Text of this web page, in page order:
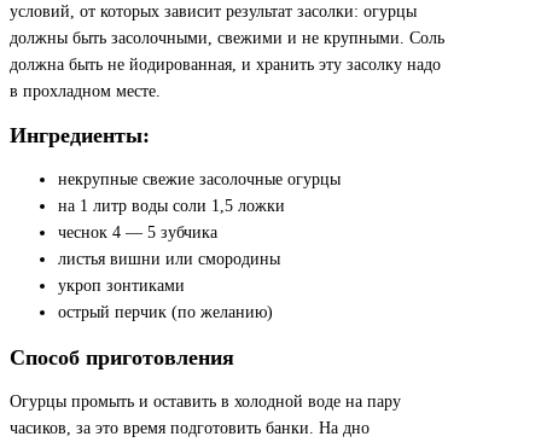
условий, от которых зависит результат засолки: огурцы
должны быть засолочными, свежими и не крупными. Соль
должна быть не йодированная, и хранить эту засолку надо
в прохладном месте.
Ингредиенты:
некрупные свежие засолочные огурцы
на 1 литр воды соли 1,5 ложки
чеснок 4 — 5 зубчика
листья вишни или смородины
укроп зонтиками
острый перчик (по желанию)
Способ приготовления
Огурцы промыть и оставить в холодной воде на пару
часиков, за это время подготовить банки. На дно